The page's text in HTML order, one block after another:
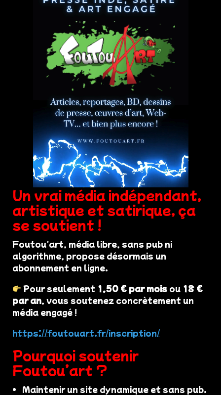
Un vrai média indépendant,
artistique et satirique, ça
se soutient !
Foutou'art, média libre, sans pub ni
algorithme, propose désormais un
abonnement en ligne.
Pour seulement 1,50 € par mois ou 18 €
par an, vous soutenez concrètement un
média engagé !
https://foutouart.fr/inscription/
Pourquoi soutenir
Foutou’art ?
Maintenir un site dynamique et sans pub.